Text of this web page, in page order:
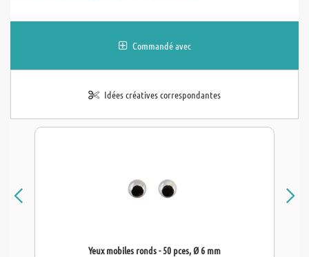
Commandé avec
Idées créatives correspondantes
Yeux mobiles ronds - 50 pces, Ø 6 mm